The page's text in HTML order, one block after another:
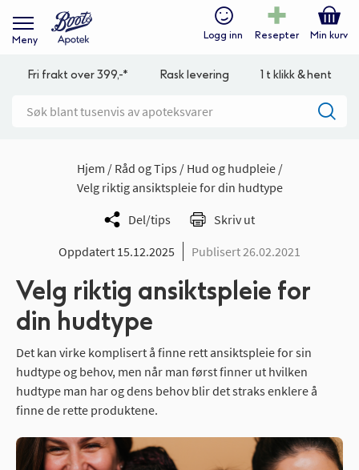
Meny Logg inn Resepter Min kurv
Fri frakt over 399,-* Rask levering 1 t klikk & hent
Hjem Råd og Tips
Hud og hudpleie
Velg riktig ansiktspleie for din hudtype
Del/tips
Skriv ut
Oppdatert 15.12.2025
Publisert 26.02.2021
Velg riktig ansiktspleie for
din hudtype
Det kan virke komplisert å finne rett ansiktspleie for sin
hudtype og behov, men når man først finner ut hvilken
hudtype man har og dens behov blir det straks enklere å
finne de rette produktene.